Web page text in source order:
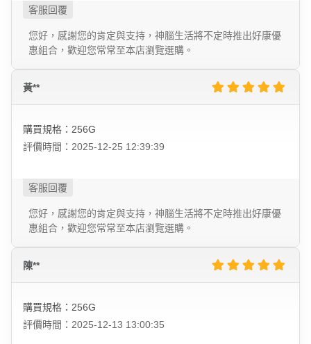
您好，感謝您的肯定與支持，神腦生活將不定時推出好康優
惠組合，歡迎您常常至本店瀏覽選購。
黃**
購買規格：256G
評價時間：2025-12-25 12:39:39
您好，感謝您的肯定與支持，神腦生活將不定時推出好康優
惠組合，歡迎您常常至本店瀏覽選購。
陳**
購買規格：256G
評價時間：2025-12-13 13:00:35